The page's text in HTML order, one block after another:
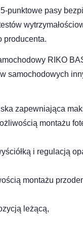
punktowe pasy
producenta.
RIKO
samochodowych
zapewniająca
montażu
i regulacją
montażu
leżącą,